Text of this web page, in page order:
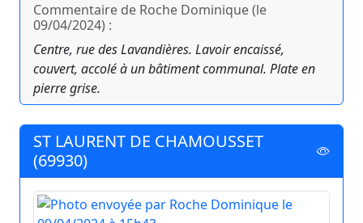
Commentaire de Roche Dominique (le
09/04/2024) :
Centre, rue des Lavandières. Lavoir encaissé,
couvert, accolé à un bâtiment communal. Plate en
pierre grise.
ST LAURENT DE CHAMOUSSET
(69930)